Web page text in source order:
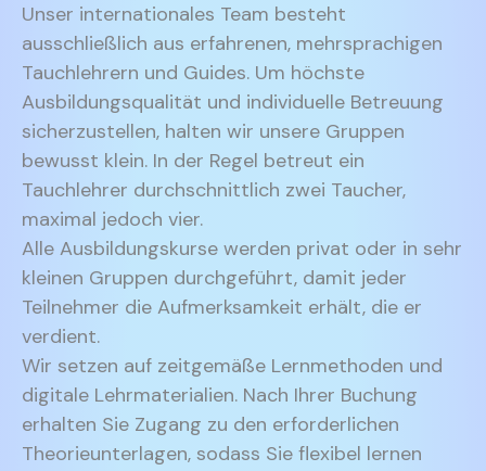
Unser internationales Team besteht
ausschließlich aus erfahrenen, mehrsprachigen
Tauchlehrern und Guides. Um höchste
Ausbildungsqualität und individuelle Betreuung
sicherzustellen, halten wir unsere Gruppen
bewusst klein. In der Regel betreut ein
Tauchlehrer durchschnittlich zwei Taucher,
maximal jedoch vier.
Alle Ausbildungskurse werden privat oder in sehr
kleinen Gruppen durchgeführt, damit jeder
Teilnehmer die Aufmerksamkeit erhält, die er
verdient.
Wir setzen auf zeitgemäße Lernmethoden und
digitale Lehrmaterialien. Nach Ihrer Buchung
erhalten Sie Zugang zu den erforderlichen
Theorieunterlagen, sodass Sie flexibel lernen